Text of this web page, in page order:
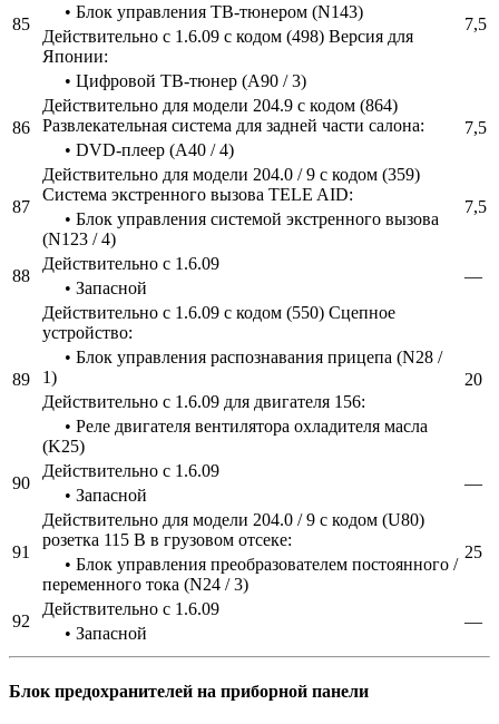
85
7,5
• Блок управления ТВ-тюнером (N143)
Действительно с 1.6.09 с кодом (498) Версия для
Японии:
• Цифровой ТВ-тюнер (A90 / 3)
86
Действительно для модели 204.9 с кодом (864)
Развлекательная система для задней части салона:
7,5
• DVD-плеер (A40 / 4)
87
Действительно для модели 204.0 / 9 с кодом (359)
Система экстренного вызова TELE AID:
7,5
• Блок управления системой экстренного вызова
(N123 / 4)
88
Действительно с 1.6.09
—
• Запасной
89
Действительно с 1.6.09 с кодом (550) Сцепное
устройство:
20
• Блок управления распознавания прицепа (N28 /
1)
Действительно с 1.6.09 для двигателя 156:
• Реле двигателя вентилятора охладителя масла
(K25)
90
Действительно с 1.6.09
—
• Запасной
91
Действительно для модели 204.0 / 9 с кодом (U80)
розетка 115 В в грузовом отсеке:
25
• Блок управления преобразователем постоянного /
переменного тока (N24 / 3)
92
Действительно с 1.6.09
—
• Запасной
Блок предохранителей на приборной панели